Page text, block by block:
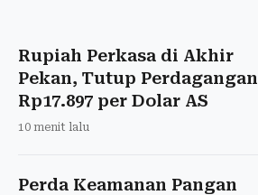
Rupiah Perkasa di Akhir
Pekan, Tutup Perdagangan
Rp17.897 per Dolar AS
10 menit lalu
Perda Keamanan Pangan